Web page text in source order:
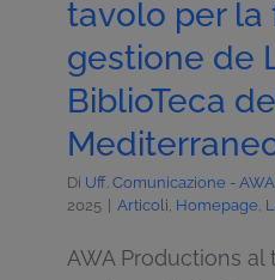
tavolo per la
gestione de
BiblioTeca
Di Uff. Comunicazione - AWA
2025
Articoli, Homepage,
AWA Productions